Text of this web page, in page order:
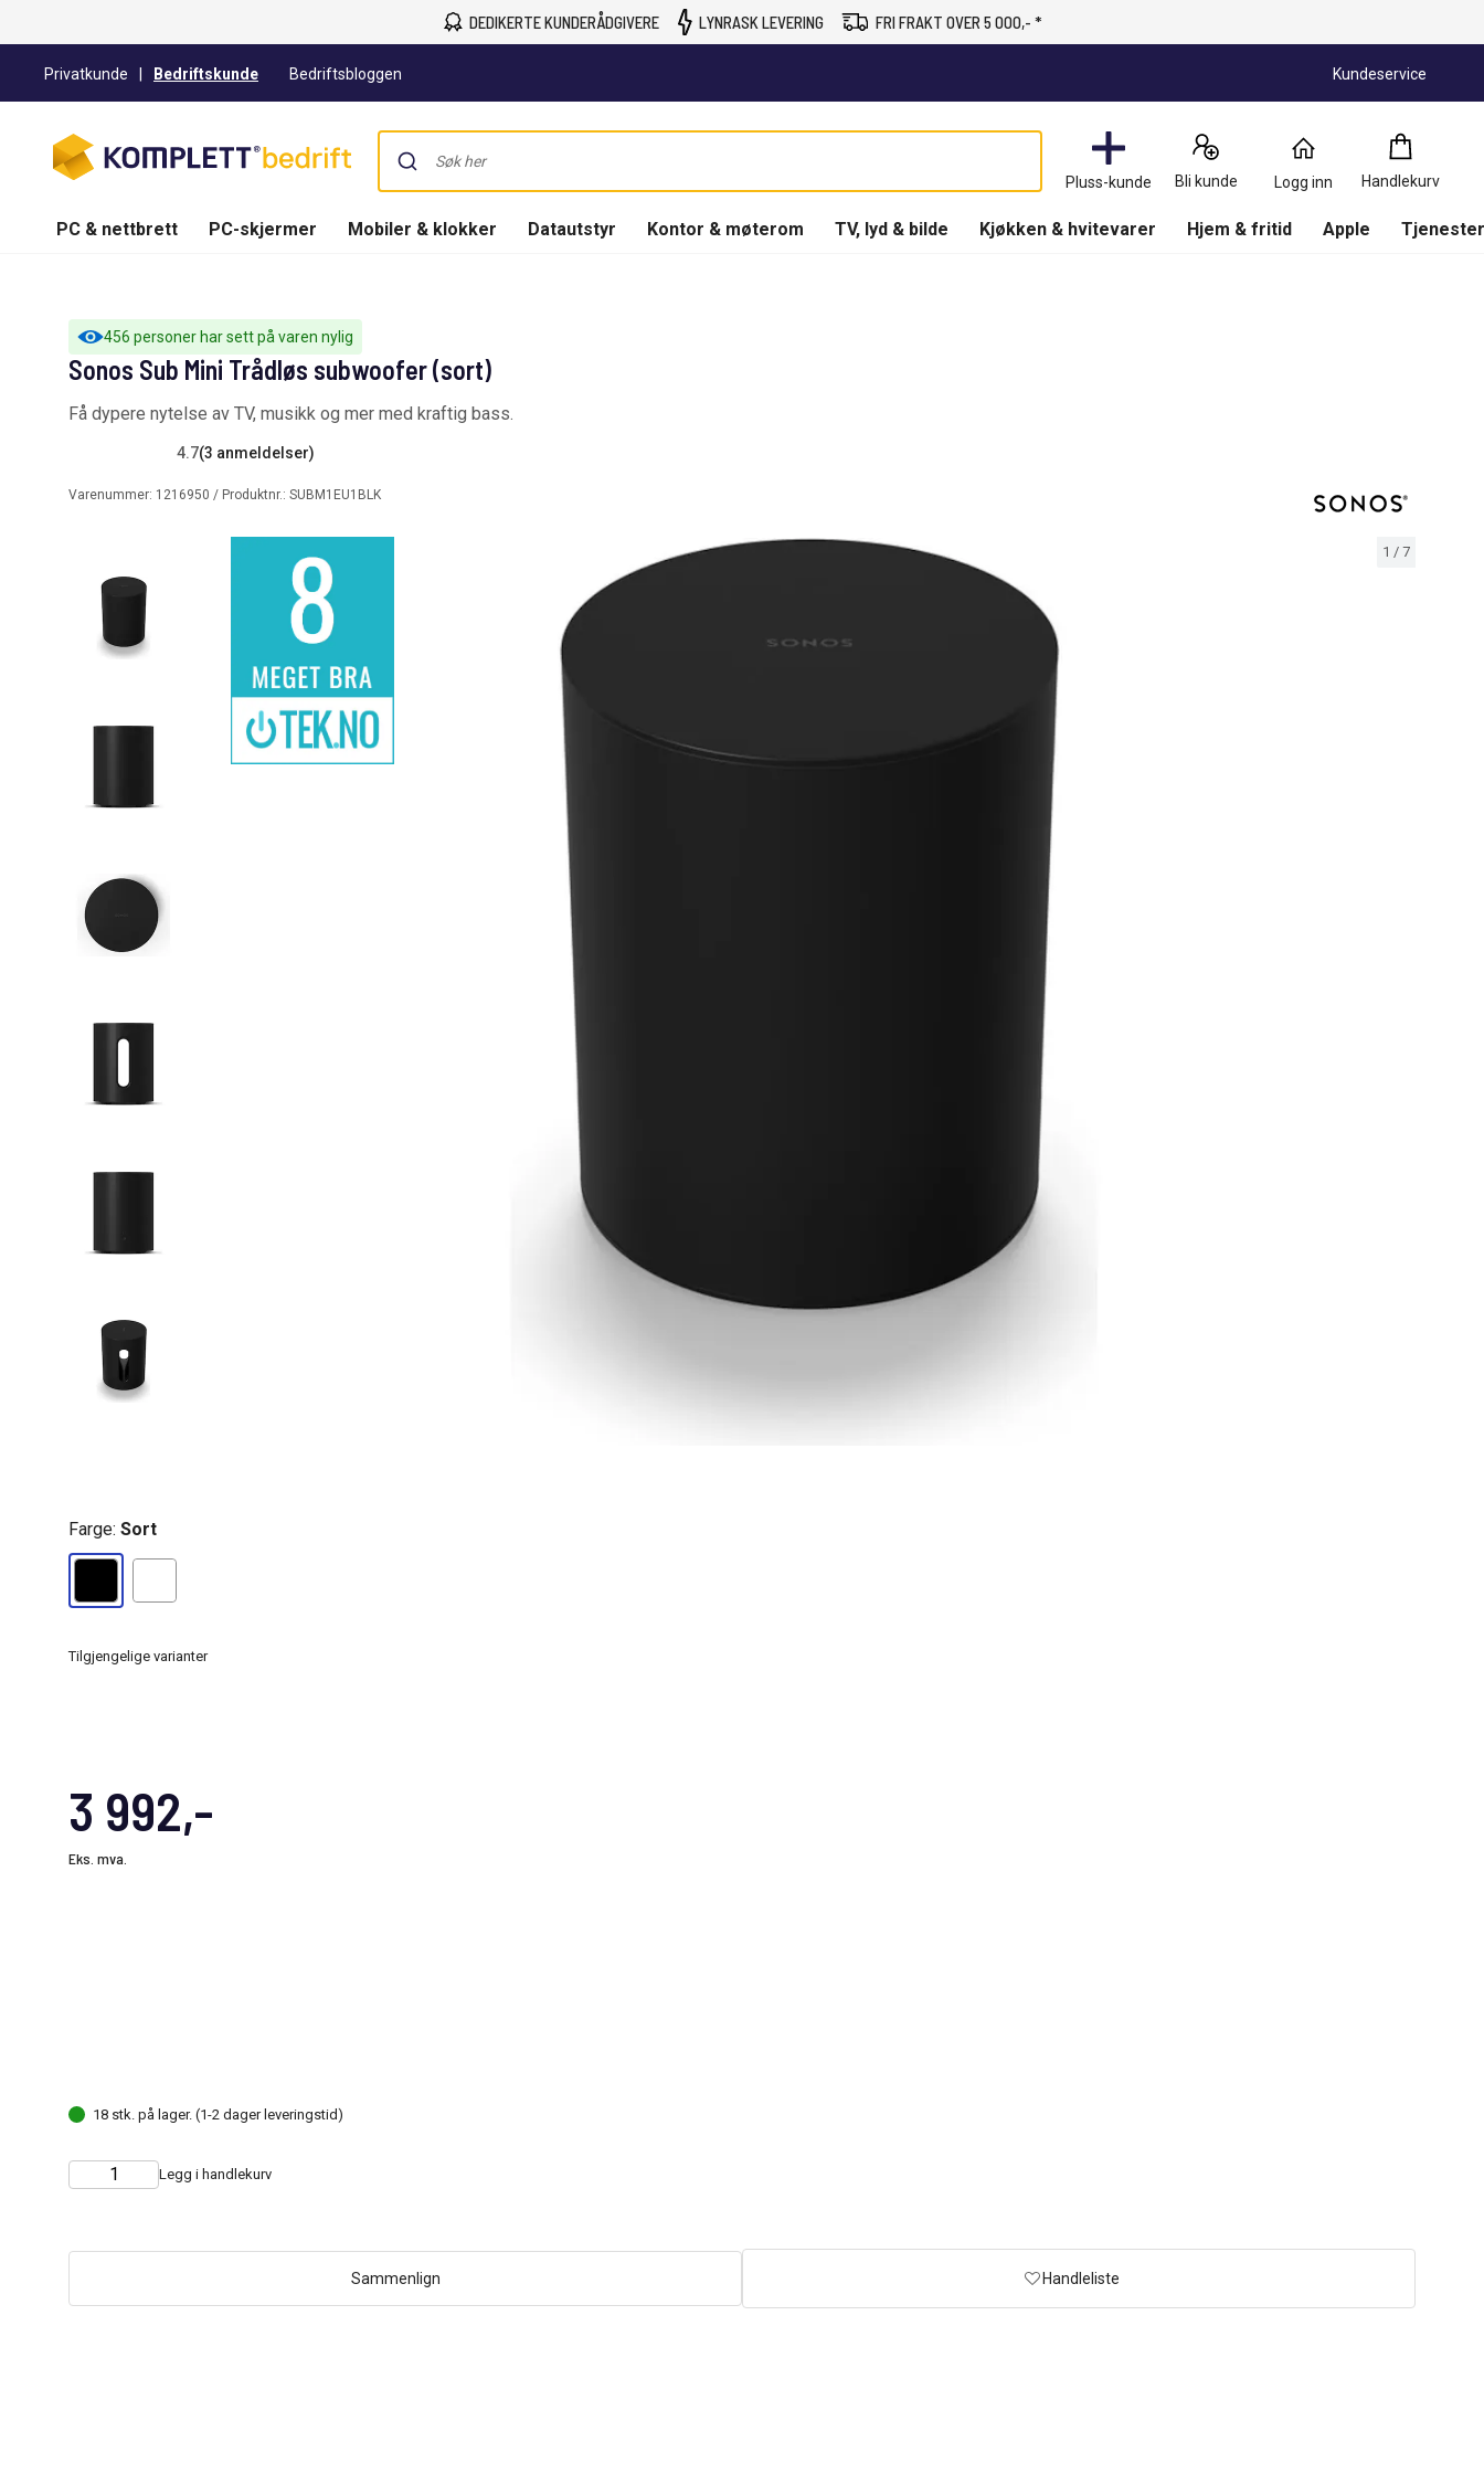
DEDIKERTE KUNDERÅDGIVERE LYNRASK LEVERING FRI FRAKT OVER 5 000,- *
Privatkunde Bedriftskunde Bedriftsbloggen Kundeservice
Pluss-kunde Bli kunde Logg inn Handlekurv
Handlekurv
0
Produkter
PC & nettbrett PC-skjermer Mobiler & klokker Datautstyr Kontor & møterom TV, lyd & bilde Kjøkken & hvitevarer Hjem & fritid Apple
456 personer har sett på varen nylig
1 / 7
Sonos Sub Mini Trådløs subwoofer (sort)
Få dypere nytelse av TV, musikk og mer med kraftig bass.
4.7(3 anmeldelser)
Varenummer: 1216950 / Produktnr.: SUBM1EU1BLK
3 992,-
Eks. mva.
Farge: Sort
Tilgjengelige varianter
18 stk. på lager. (1-2 dager leveringstid)
Choose
Quantity Legg i handlekurv
Sammenlign Handleliste